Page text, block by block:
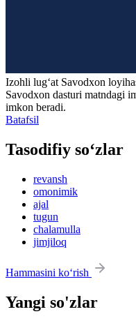
Izohli lugʻat Savodxon
Savodxon dasturi matndagi
imkon beradi.
Batafsil
Tasodifiy so‘zlar
revansh
omonimik
ajal
tugun
chalamulla
jimjiloq
Hammasini ko‘rish
Yangi so'zlar